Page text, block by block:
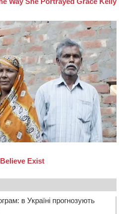
в Україні прогнозують